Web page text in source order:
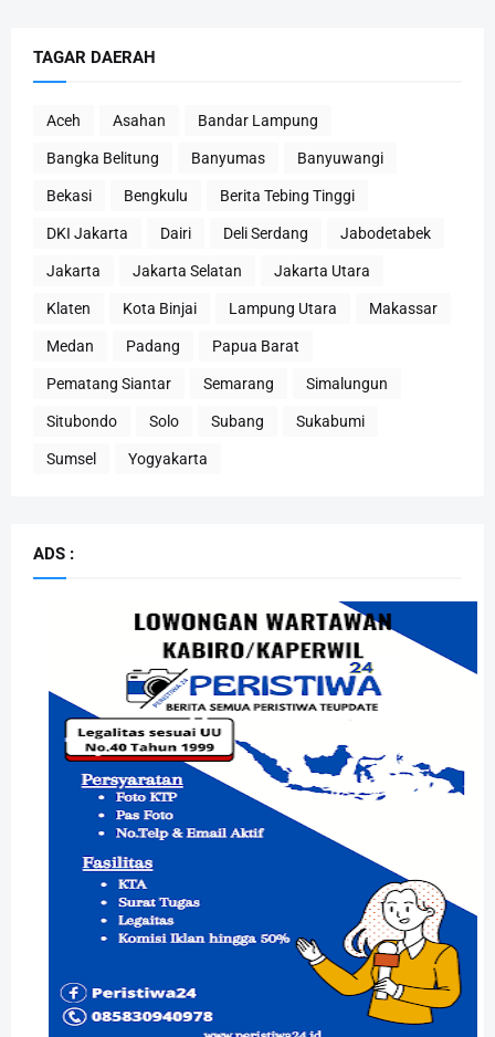
TAGAR DAERAH
Aceh Asahan Bandar Lampung
Bangka Belitung Banyumas Banyuwangi
Bekasi Bengkulu Berita Tebing Tinggi
DKI Jakarta Dairi Deli Serdang Jabodetabek
Jakarta Jakarta Selatan Jakarta Utara
Klaten Kota Binjai Lampung Utara Makassar
Medan Padang Papua Barat
Pematang Siantar Semarang Simalungun
Situbondo Solo Subang Sukabumi
Sumsel Yogyakarta
ADS :